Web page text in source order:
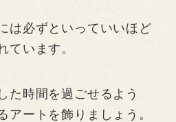
は必ずといっていいほど
ています。
た時間を過ごせるよう
アートを飾りましょう。